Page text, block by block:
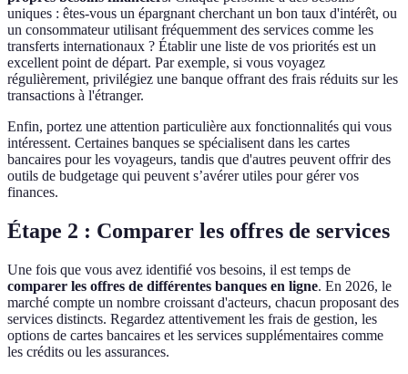
uniques : êtes-vous un épargnant cherchant un bon taux d'intérêt, ou
un consommateur utilisant fréquemment des services comme les
transferts internationaux ? Établir une liste de vos priorités est un
excellent point de départ. Par exemple, si vous voyagez
régulièrement, privilégiez une banque offrant des frais réduits sur les
transactions à l'étranger.
Enfin, portez une attention particulière aux fonctionnalités qui vous
intéressent. Certaines banques se spécialisent dans les cartes
bancaires pour les voyageurs, tandis que d'autres peuvent offrir des
outils de budgetage qui peuvent s’avérer utiles pour gérer vos
finances.
Étape 2 : Comparer les offres de services
Une fois que vous avez identifié vos besoins, il est temps de
comparer les offres de différentes banques en ligne. En 2026, le
marché compte un nombre croissant d'acteurs, chacun proposant des
services distincts. Regardez attentivement les frais de gestion, les
options de cartes bancaires et les services supplémentaires comme
les crédits ou les assurances.